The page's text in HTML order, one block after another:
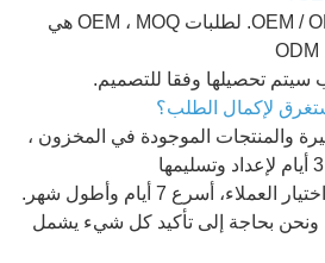
ج: نعم ، نقبل طلبات OEM / ODM. لطلبات OEM ، MOQ هي
والمنتجات الموجودة في المخزون ،
أسرع 7 أيام وأطول شهر.
ونحن بحاجة إلى تأكيد كل شيء يشمل